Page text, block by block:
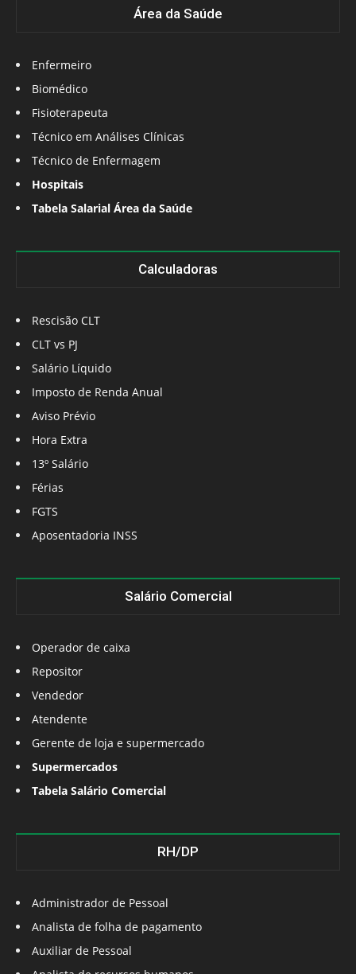
Área da Saúde
Enfermeiro
Biomédico
Fisioterapeuta
Técnico em Análises Clínicas
Técnico de Enfermagem
Hospitais
Tabela Salarial Área da Saúde
Calculadoras
Rescisão CLT
CLT vs PJ
Salário Líquido
Imposto de Renda Anual
Aviso Prévio
Hora Extra
13º Salário
Férias
FGTS
Aposentadoria INSS
Salário Comercial
Operador de caixa
Repositor
Vendedor
Atendente
Gerente de loja e supermercado
Supermercados
Tabela Salário Comercial
RH/DP
Administrador de Pessoal
Analista de folha de pagamento
Auxiliar de Pessoal